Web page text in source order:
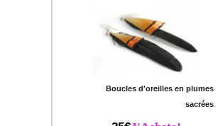
Boucles d'oreilles en plumes
sacrées